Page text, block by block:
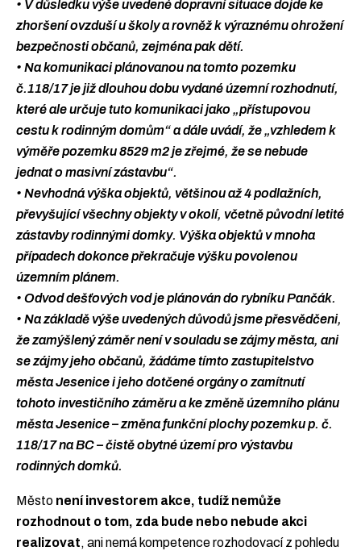
• V důsledku výše uvedené dopravní situace dojde ke
zhoršení ovzduší u školy a rovněž k výraznému ohrožení
bezpečnosti občanů, zejména pak dětí.
• Na komunikaci plánovanou na tomto pozemku
č.118/17 je již dlouhou dobu vydané územní rozhodnutí,
které ale určuje tuto komunikaci jako „přístupovou
cestu k rodinným domům“ a dále uvádí, že „vzhledem k
výměře pozemku 8529 m2 je zřejmé, že se nebude
jednat o masivní zástavbu“.
• Nevhodná výška objektů, většinou až 4 podlažních,
převyšující všechny objekty v okolí, včetně původní letité
zástavby rodinnými domky. Výška objektů v mnoha
případech dokonce překračuje výšku povolenou
územním plánem.
• Odvod dešťových vod je plánován do rybníku Pančák.
• Na základě výše uvedených důvodů jsme přesvědčeni,
že zamýšlený záměr není v souladu se zájmy města, ani
se zájmy jeho občanů, žádáme tímto zastupitelstvo
města Jesenice i jeho dotčené orgány o zamítnutí
tohoto investičního záměru a ke změně územního plánu
města Jesenice – změna funkční plochy pozemku p. č.
118/17 na BC – čistě obytné území pro výstavbu
rodinných domků.
Město není investorem akce, tudíž nemůže
rozhodnout o tom, zda bude nebo nebude akci
realizovat, ani nemá kompetence rozhodovací z pohledu